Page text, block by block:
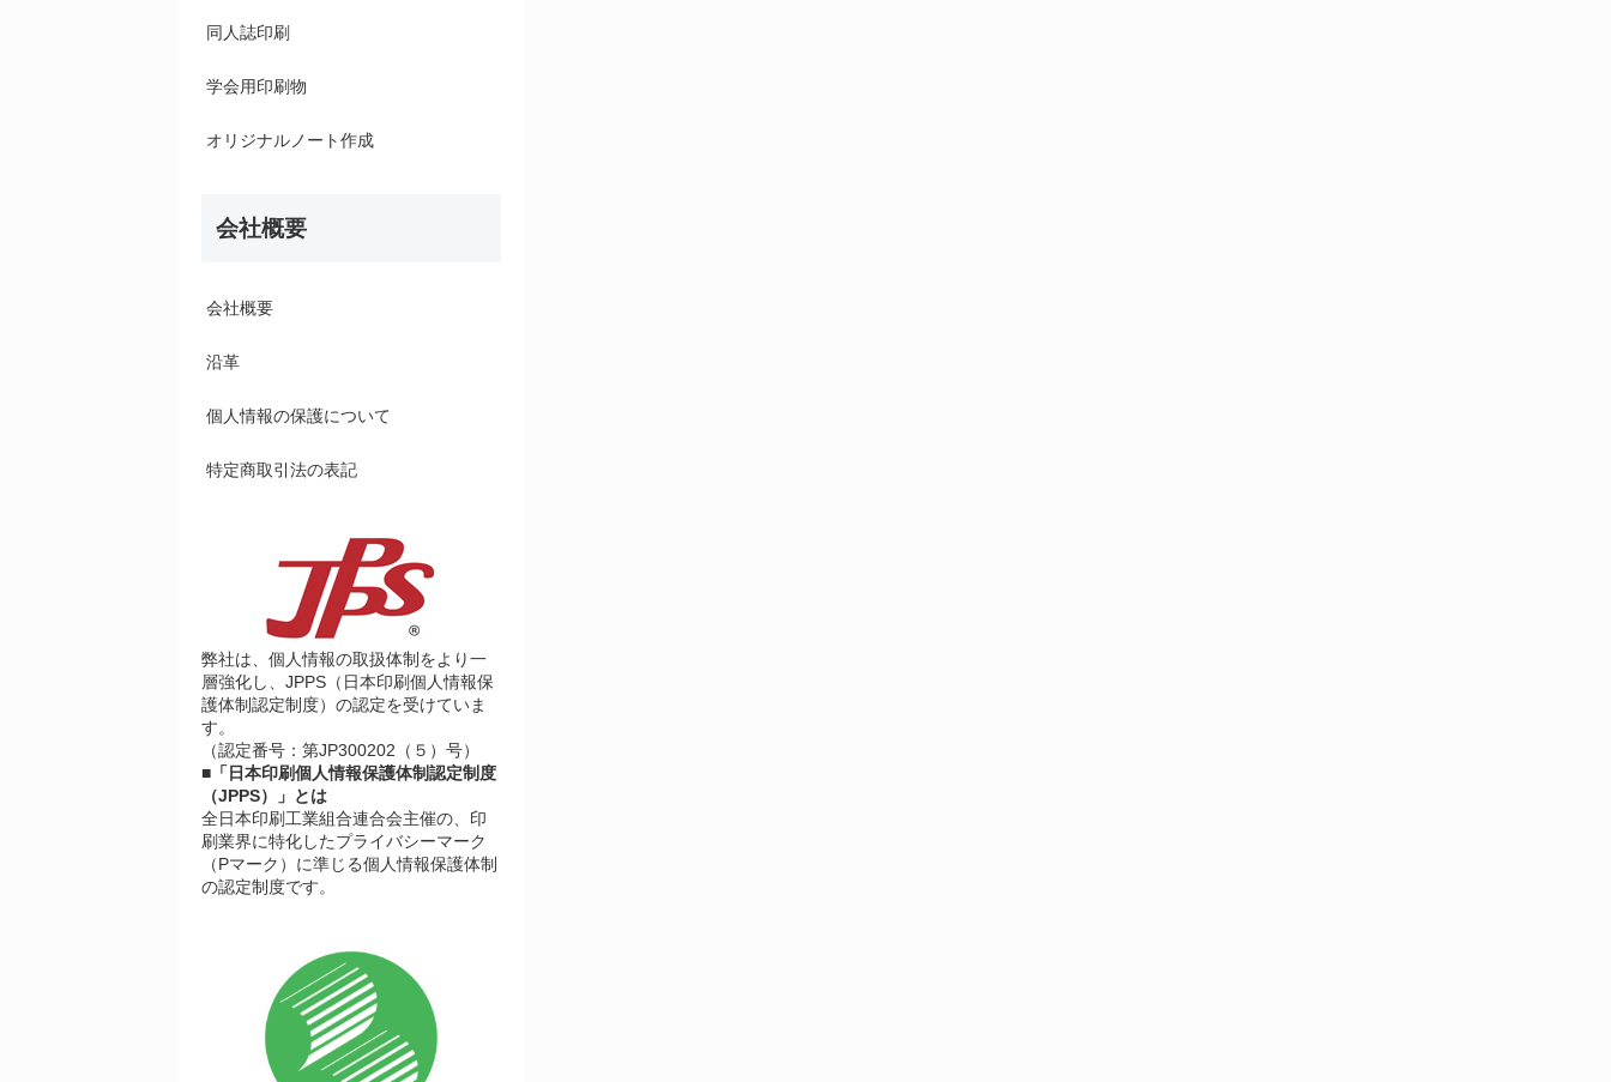
同人誌印刷
学会用印刷物
オリジナルノート作成
会社概要
会社概要
沿革
個人情報の保護について
特定商取引法の表記
弊社は、個人情報の取扱体制をより一
層強化し、JPPS（日本印刷個人情報保
護体制認定制度）の認定を受けていま
す。
（認定番号：第JP300202（５）号）
■「日本印刷個人情報保護体制認定制度
（JPPS）」とは
全日本印刷工業組合連合会主催の、印
刷業界に特化したプライバシーマーク
（Pマーク）に準じる個人情報保護体制
の認定制度です。